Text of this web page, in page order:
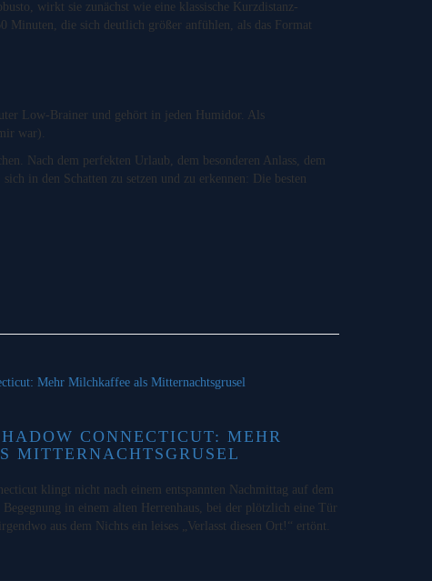
wirkt sie zunächst wie eine klassische Kurzdistanz-
Minuten, die sich deutlich größer anfühlen, als das Format
Low-Brainer und gehört in jeden Humidor. Als
war).
Nach dem perfekten Urlaub, dem besonderen Anlass, dem
in den Schatten zu setzen und zu erkennen: Die besten
CONNECTICUT: MEHR
MITTERNACHTSGRUSEL
klingt nicht nach einem entspannten Nachmittag auf dem
Begegnung in einem alten Herrenhaus, bei der plötzlich eine Tür
aus dem Nichts ein leises „Verlasst diesen Ort!“ ertönt.